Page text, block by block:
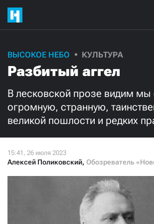
ВЫСОКОЕ НЕБО КУЛЬТУРА
Разбитый аггел
В лесковской прозе видим мы
огромную, странную,
великой пошлости и редких
Алексей Поликовский, Обозреватель
Поддержите
нашу работу!
Ежемесячно
3000
Нажимая кнопку «Стать соучастником»,
и подтверждаю свое